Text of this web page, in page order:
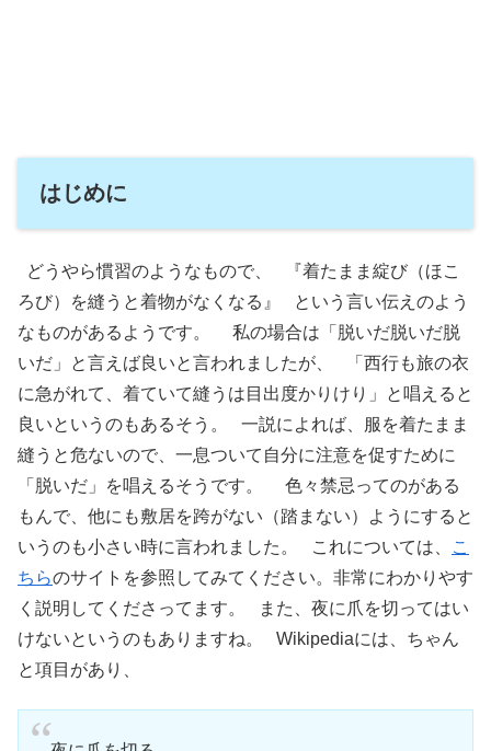
はじめに
どうやら慣習のようなもので、 『着たまま綻び（ほこ
ろび）を縫うと着物がなくなる』 という言い伝えのよう
なものがあるようです。 私の場合は「脱いだ脱いだ脱
いだ」と言えば良いと言われましたが、 「西行も旅の衣
に急がれて、着ていて縫うは目出度かりけり」と唱えると
良いというのもあるそう。 一説によれば、服を着たまま
縫うと危ないので、一息ついて自分に注意を促すために
「脱いだ」を唱えるそうです。 色々禁忌ってのがある
もんで、他にも敷居を跨がない（踏まない）ようにすると
いうのも小さい時に言われました。 これについては、
こ
ちらのサイトを参照してみてください。非常にわかりやす
く説明してくださってます。 また、夜に爪を切ってはい
けないというのもありますね。 Wikipediaには、ちゃん
と項目があり、